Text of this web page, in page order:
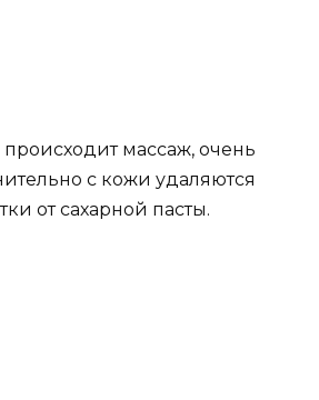
происходит массаж, очень
с кожи удаляются
от сахарной пасты.